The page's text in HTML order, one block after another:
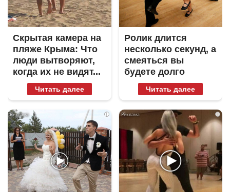
Скрытая камера на
пляже Крыма: Что
люди вытворяют,
когда их не видят...
Читать далее
Ролик длится
несколько секунд, а
смеяться вы
будете долго
Читать далее
i i